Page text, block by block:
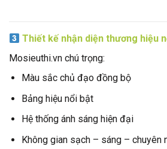
Thiết kế nhận diện thương hiệu
Mosieuthi.vn chú trọng:
Màu sắc chủ đạo đồng bộ
Bảng hiệu nổi bật
Hệ thống ánh sáng hiện đại
Không gian sạch – sáng – chuyên